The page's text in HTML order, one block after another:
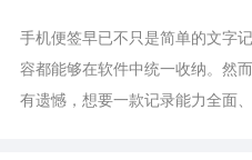
手机便签早已不只是简单的文字
容都能够在软件中统一收纳。然
有遗憾，想要一款记录能力全面